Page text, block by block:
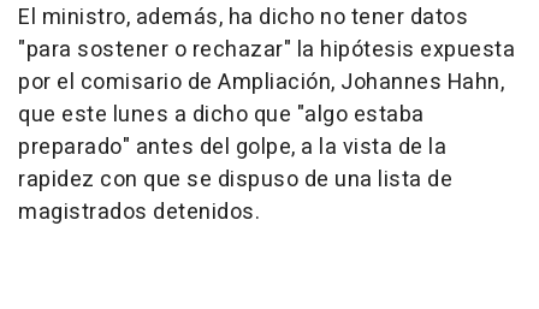
El ministro, además, ha dicho no tener datos
"para sostener o rechazar" la hipótesis expuesta
por el comisario de Ampliación, Johannes Hahn,
que este lunes a dicho que "algo estaba
preparado" antes del golpe, a la vista de la
rapidez con que se dispuso de una lista de
magistrados detenidos.